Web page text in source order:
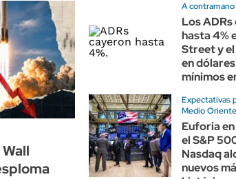
A
Los
hasta 4%
Street y
en
mínimos
Expectativas
Medio Oriente
Euforia
el S&P
Nasdaq
nuevos